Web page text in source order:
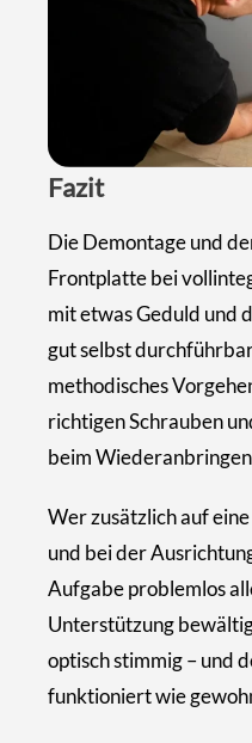
Fazit
Die Demontage und
Frontplatte bei
mit etwas Geduld und
gut selbst
methodisches
richtigen Schrauben
beim
Wer zusätzlich auf
und bei der
Aufgabe problemlos
Unterstützung
optisch stimmig – und
funktioniert wie